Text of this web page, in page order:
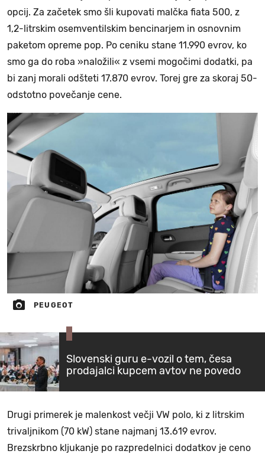
opcij. Za začetek smo šli kupovati malčka fiata 500, z
1,2-litrskim osemventilskim bencinarjem in osnovnim
paketom opreme pop. Po ceniku stane 11.990 evrov, ko
smo ga do roba »naložili« z vsemi mogočimi dodatki, pa
bi zanj morali odšteti 17.870 evrov. Torej gre za skoraj 50-
odstotno povečanje cene.
PEUGEOT
Slovenski guru e-vozil o tem, česa
prodajalci kupcem avtov ne povedo
Drugi primerek je malenkost večji VW polo, ki z litrskim
trivaljnikom (70 kW) stane najmanj 13.619 evrov.
Brezskrbno kljukanje po razpredelnici dodatkov je ceno